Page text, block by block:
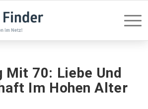
Mit 70: Liebe Und
Im Hohen Alter